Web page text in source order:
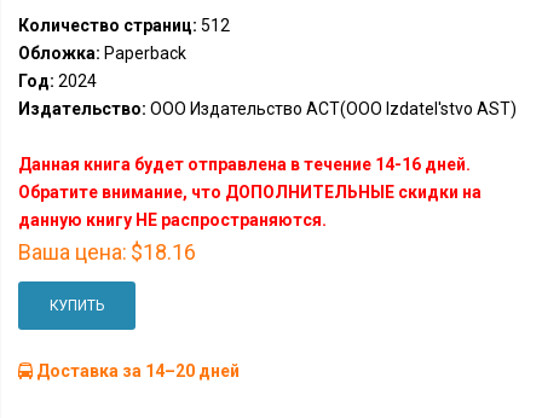
Количество страниц: 512
Обложка: Paperback
Год: 2024
Издательство: ООО Издательство АСТ(OOO Izdatel'stvo AST)
Данная книга будет отправлена в течение 14-16 дней.
Обратите внимание, что ДОПОЛНИТЕЛЬНЫЕ скидки на
данную книгу НЕ распространяются.
Ваша цена: $18.16
КУПИТЬ
Доставка за 14–20 дней